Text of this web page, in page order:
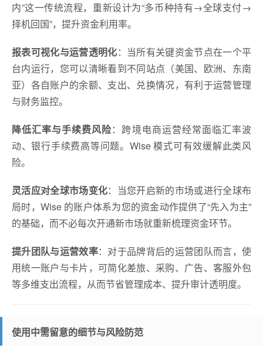
内”这一传统流程，重新设计为“多币种持有→全球支付→
择机回国”，提升资金利用率。
报表可视化与运营透明化：当所有关键资金节点在一个平
台内运行，您可以清晰看到不同站点（美国、欧洲、东南
亚）各自账户的余额、支出、兑换情况，有利于运营管理
与财务监控。
降低汇率与手续费风险：跨境电商运营经常面临汇率波
动、银行手续费高等问题。Wise 模式可有效缓解此类风
险。
灵活应对全球市场变化：当您开启新的市场或进行全球布
局时，Wise 的账户体系为您的资金动作提供了“先入为主”
的基础，而不必每次开通新市场就重新梳理资金环节。
提升团队与运营效率：对于品牌背后的运营团队而言，使
用统一账户与卡片，可简化差旅、采购、广告、客服外包
等多维支出流程，从而节省管理成本、提升审计透明度。
使用中需留意的细节与风险防范